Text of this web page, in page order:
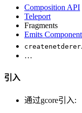
Composition API
Teleport
Fragments
Emits
createnetderer
…
引入
通过gcore引入: